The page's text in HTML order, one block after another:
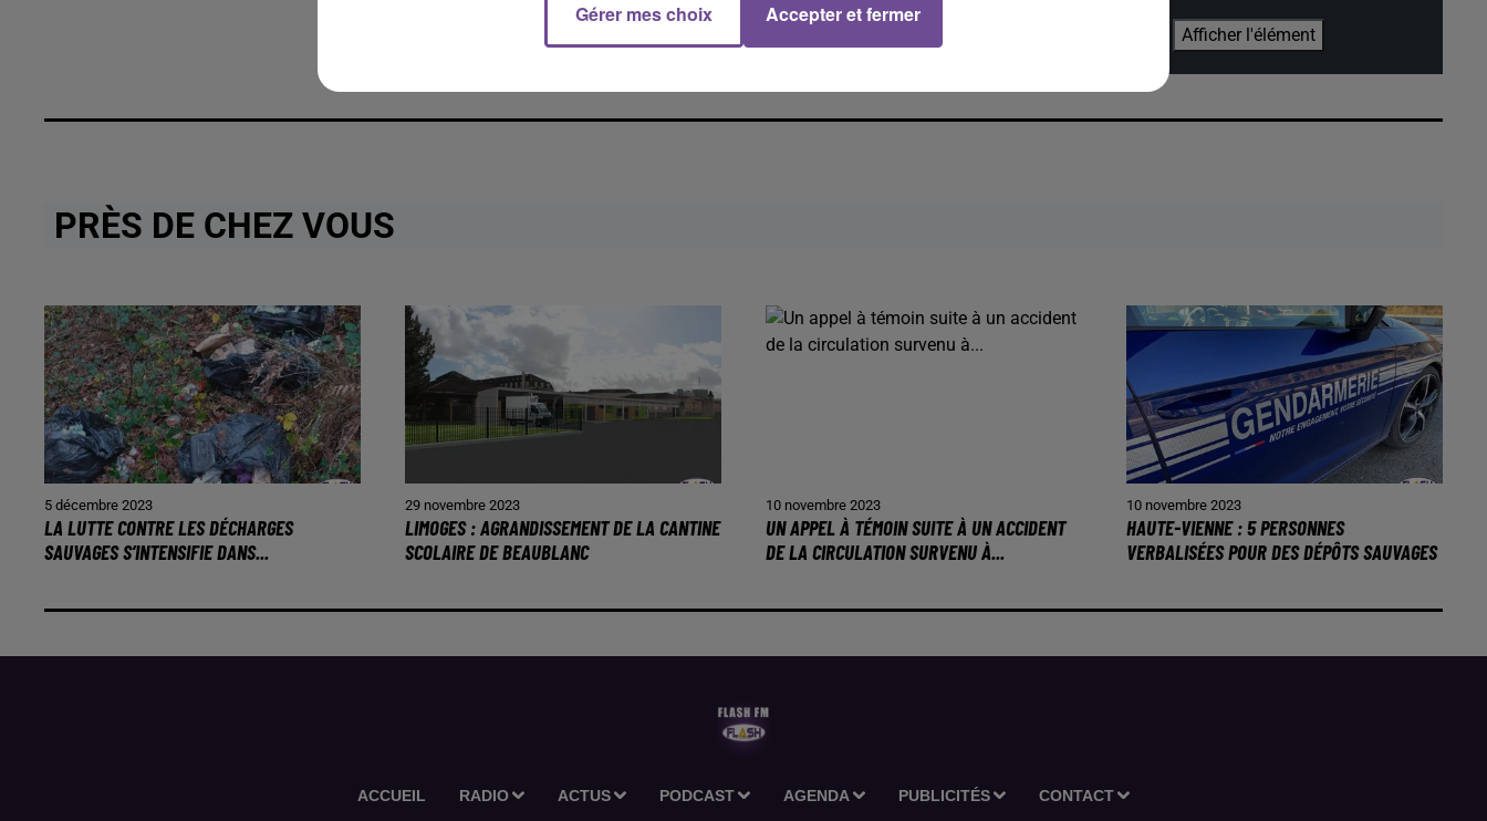
Afficher l'élément
PRÈS DE CHEZ VOUS
5 décembre 2023
LA LUTTE CONTRE LES DÉCHARGES
SAUVAGES S’INTENSIFIE DANS...
29 novembre 2023
LIMOGES : AGRANDISSEMENT DE LA CANTINE
SCOLAIRE DE BEAUBLANC
10 novembre 2023
UN APPEL À TÉMOIN SUITE À UN ACCIDENT
DE LA CIRCULATION SURVENU À...
10 novembre 2023
HAUTE-VIENNE : 5 PERSONNES
VERBALISÉES POUR DES DÉPÔTS SAUVAGES
ACCUEIL RADIO ACTUS PODCAST AGENDA PUBLICITÉS CONTACT
Gérer mes choix Accepter et fermer